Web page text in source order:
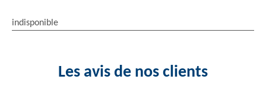
indisponible
Les avis de nos clients